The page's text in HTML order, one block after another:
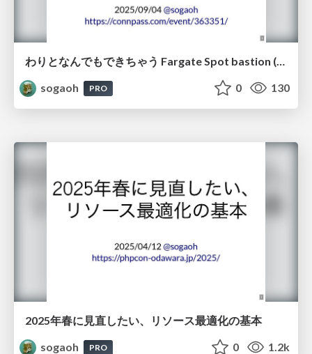
わりとなんでもできちゃう Fargate Spot bastion (with ecsta とか) | sogaoh's LT @ キチピー リジェクトコン【非公式】 2025
sogaoh
PRO 0 130
2025年春に見直したい、リソース最適化の基本
sogaoh
PRO 0 1.2k